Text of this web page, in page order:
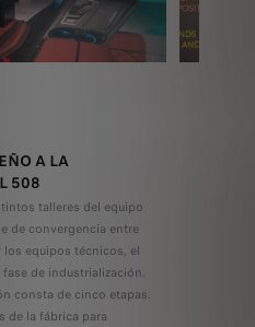
A LA
508
talleres del equipo
de convergencia entre
equipos técnicos, el
de industrialización.
consta de cinco etapas.
de la fábrica para